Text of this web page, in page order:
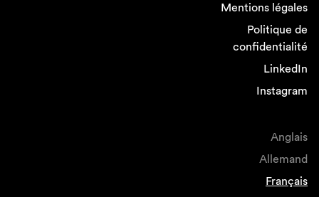
Mentions légales
Politique de
confidentialité
LinkedIn
Instagram
Anglais
Allemand
Français